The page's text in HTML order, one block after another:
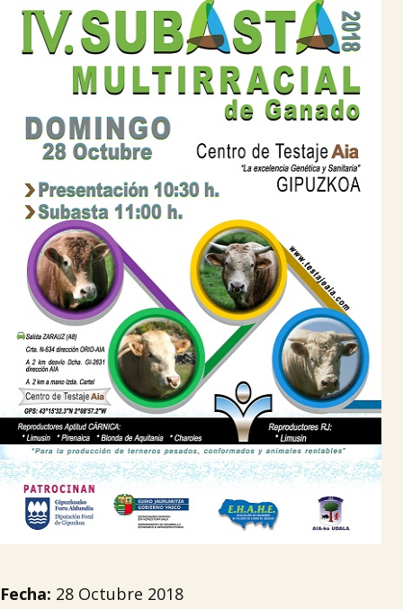
Fecha: 28 Octubre 2018